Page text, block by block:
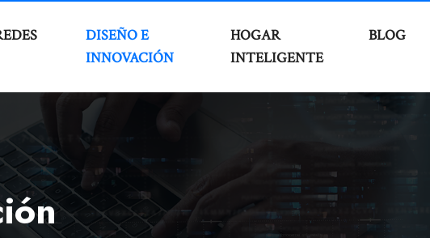
DISEÑO E
INNOVACIÓN
HOGAR
INTELIGENTE
BLOG